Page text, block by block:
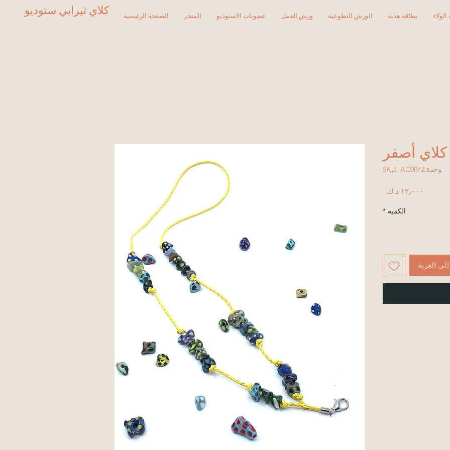
كلاي ثيرابي ستوديو الصفحة الرئيسية المتجر عضويات الاستوديو ورش العمل الورش التطوعية بطاقة هدية
أصفر
وحدة SKU: AC0072
الكمية *
العربة